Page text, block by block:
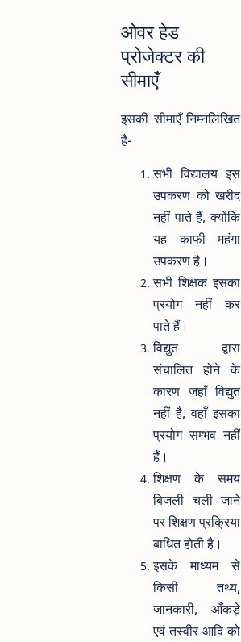
ओवर हेड
प्रोजेक्टर की
सीमाएँ
इसकी सीमाएँ निम्नलिखित
है-
सभी विद्यालय इस
उपकरण को खरीद
नहीं पाते हैं, क्योंकि
यह काफी महंगा
उपकरण है।
सभी शिक्षक इसका
प्रयोग नहीं कर
पाते हैं।
विद्युत द्वारा
संचालित होने के
कारण जहाँ विद्युत
नहीं है, वहाँ इसका
प्रयोग सम्भव नहीं
हैं।
शिक्षण के समय
बिजली चली जाने
पर शिक्षण प्रक्रिया
बाधित होती है।
इसके माध्यम से
किसी तथ्य,
जानकारी, आँकड़े
एवं तस्वीर आदि को